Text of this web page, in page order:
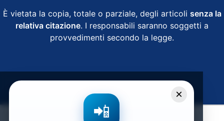
È vietata la copia, totale o parziale, degli articoli senza la
relativa citazione. I responsabili saranno soggetti a
provvedimenti secondo la legge.
×
📲
Condividi